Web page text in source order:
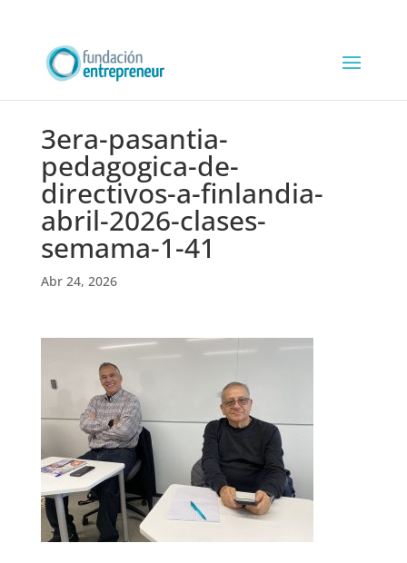
3era-pasantia-
pedagogica-de-
directivos-a-finlandia-
abril-2026-clases-
semama-1-41
Abr 24, 2026